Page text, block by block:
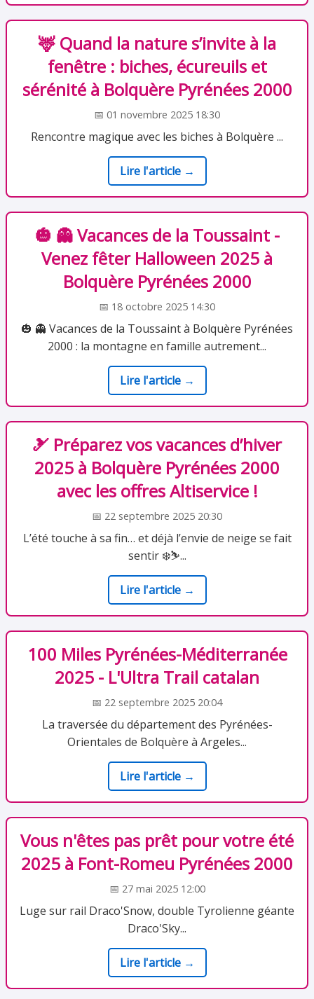
🦌 Quand la nature s’invite à la
fenêtre : biches, écureuils et
sérénité à Bolquère Pyrénées 2000
📅 01 novembre 2025 18:30
Rencontre magique avec les biches à Bolquère ...
Lire l'article →
🎃 👻 Vacances de la Toussaint -
Venez fêter Halloween 2025 à
Bolquère Pyrénées 2000
📅 18 octobre 2025 14:30
🎃 👻 Vacances de la Toussaint à Bolquère Pyrénées
2000 : la montagne en famille autrement...
Lire l'article →
🎿 Préparez vos vacances d’hiver
2025 à Bolquère Pyrénées 2000
avec les offres Altiservice !
📅 22 septembre 2025 20:30
L’été touche à sa fin… et déjà l’envie de neige se fait
sentir ❄️⛷️...
Lire l'article →
100 Miles Pyrénées-Méditerranée
2025 - L'Ultra Trail catalan
📅 22 septembre 2025 20:04
La traversée du département des Pyrénées-
Orientales de Bolquère à Argeles...
Lire l'article →
Vous n'êtes pas prêt pour votre été
2025 à Font-Romeu Pyrénées 2000
📅 27 mai 2025 12:00
Luge sur rail Draco'Snow, double Tyrolienne géante
Draco'Sky...
Lire l'article →